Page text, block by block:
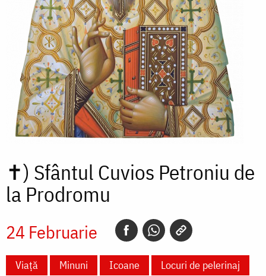
✝) Sfântul Cuvios Petroniu de
la Prodromu
24 Februarie
Viață Minuni Icoane
Locuri de pelerinaj